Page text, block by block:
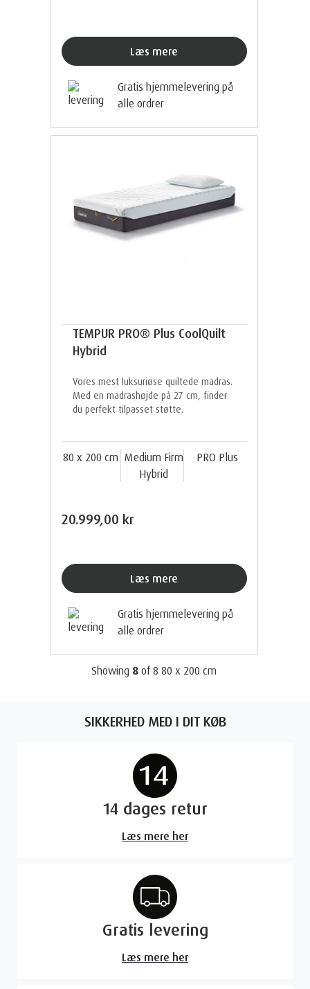
Læs mere
Gratis hjemmelevering på
alle ordrer
TEMPUR PRO® Plus CoolQuilt
Hybrid
Vores mest luksuriøse quiltede madras.
Med en madrashøjde på 27 cm, finder
du perfekt tilpasset støtte.
80 x 200 cm Medium Firm
Hybrid
PRO Plus
20.999,00 kr
Læs mere
Gratis hjemmelevering på
alle ordrer
Showing 8 of 8 80 x 200 cm
SIKKERHED MED I DIT KØB
14 dages retur
Læs mere her
Gratis levering
Læs mere her